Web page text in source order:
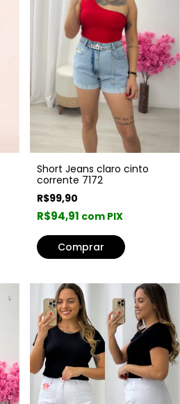
Short Jeans claro cinto
corrente 7172
R$99,90
R$94,91 com PIX
Comprar